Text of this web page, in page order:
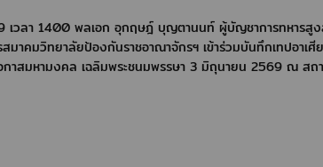
เวลา 1400พลเอก อุกฤษฎ์ บุญตานนท์ผู้บัญชาการทหารสู
สมาคมวิทยาลัยป้องกันราชอาณาจักรฯเข้าร่วมบันทึกเทปอาเ
กาสมหามงคลเฉลิมพระชนมพรรษา3 มิถุนายน 2569ณ สถ